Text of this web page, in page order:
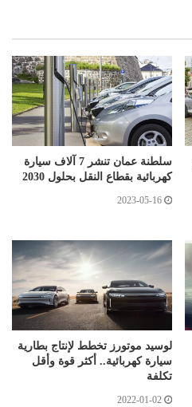
سلطنة عمان تنشر 7 آلاف سيارة
كهربائية بقطاع النقل بحلول 2030
2023-05-16
لوسيد موتورز تخطط لإنتاج بطارية
سيارة كهربائية.. أكثر قوة وأقل
تكلفة
2022-01-02